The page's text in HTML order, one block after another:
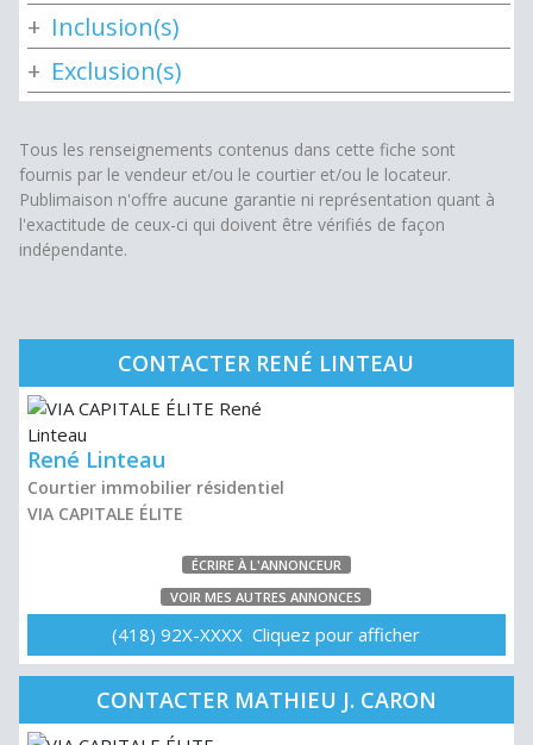
Inclusion(s)
Exclusion(s)
Tous les renseignements contenus dans cette fiche sont
fournis par le vendeur et/ou le courtier et/ou le locateur.
Publimaison n'offre aucune garantie ni représentation quant à
l'exactitude de ceux-ci qui doivent être vérifiés de façon
indépendante.
CONTACTER RENÉ LINTEAU
René Linteau
Courtier immobilier résidentiel
VIA CAPITALE ÉLITE
ÉCRIRE À L'ANNONCEUR
VOIR MES AUTRES ANNONCES
(418) 92X-XXXX Cliquez pour afficher
CONTACTER MATHIEU J. CARON